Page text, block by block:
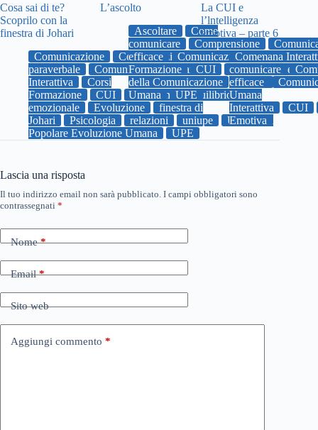
Cosa sai di te?
Scoprilo con la
finestra di Johari
Comunicazione
Comunicazione
paraverbale
Comunicazione Umana
Interattiva
Corsi
Formazione
CUI Emozioni
Equilibrio
emozionale
Evoluzione
finestra di
Johari
Psicologia relazioni uniupe
Università
Popolare Evoluzione Umana
UPE
L’ascolto
Ascoltare
Come
comunicare
Comprensione
efficace
Comunicazione Umana
Formazione
CUI Emozioni
della Comunicazione
uniupe
Umana
UPE
La CUI e
l’lntelligenza
emotiva – parte 6
Come
comunicare
efficace
Umana
Interattiva
CUI
Emotiva
Lascia una risposta
Il tuo indirizzo email non sarà pubblicato. I campi obbligatori sono
contrassegnati *
Nome*
Email*
Sito web
Aggiungi commento *